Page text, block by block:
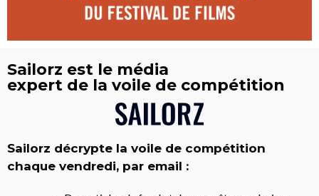
Sailorz est le média
expert de la voile de compétition
Sailorz décrypte la voile de compétition
chaque vendredi, par email :